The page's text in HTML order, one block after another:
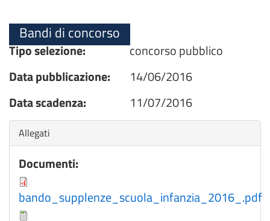
Bandi di concorso
Tipo selezione:
concorso pubblico
Data pubblicazione:
14/06/2016
Data scadenza:
11/07/2016
Nascondi
Allegati
Documenti:
bando_supplenze_scuola_infanzia_2016_.pdf